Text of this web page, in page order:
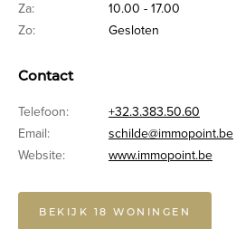
Za:
10.00 - 17.00
Zo:
Gesloten
Contact
Telefoon:
+32.3.383.50.60
Email:
schilde@immopoint.be
Website:
www.immopoint.be
BEKIJK 18 WONINGEN